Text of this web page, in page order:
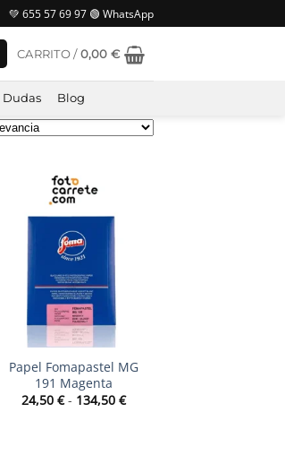
💚 655 57 69 97 🟢 WhatsApp
CARRITO / 0,00 €
Dudas Blog
Papel Fomapastel MG
191 Magenta
24,50 € - 134,50 €Rango